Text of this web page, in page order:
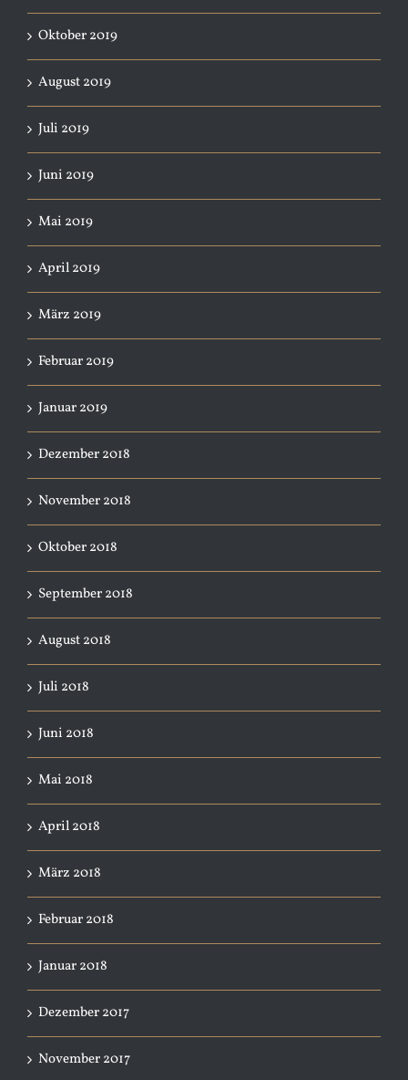
Oktober 2019
August 2019
Juli 2019
Juni 2019
Mai 2019
April 2019
März 2019
Februar 2019
Januar 2019
Dezember 2018
November 2018
Oktober 2018
September 2018
August 2018
Juli 2018
Juni 2018
Mai 2018
April 2018
März 2018
Februar 2018
Januar 2018
Dezember 2017
November 2017